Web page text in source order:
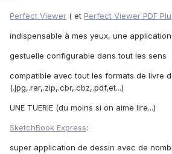
Perfect Viewer ( et Perfect Viewer PDF
indispensable à mes yeux, une
gestuelle configurable dans tout les sens
compatible avec tout les formats de livre
(.jpg,.rar,.zip,.cbr,.cbz,.pdf,et...)
UNE TUERIE (du moins si on aime lire...)
SketchBook Express:
super application de dessin avec de